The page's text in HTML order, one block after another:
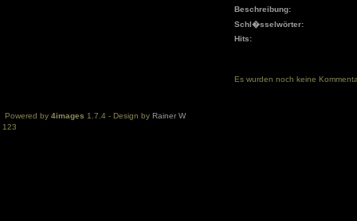
Beschreibung:
Schl�sselwörter:
Hits:
Es wurden noch keine
Powered by 4images 1.7.4 - Design by Rainer W
123